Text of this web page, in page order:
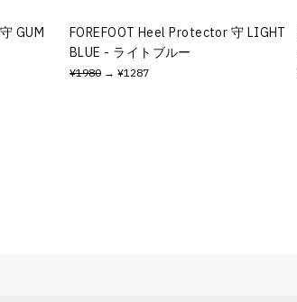
GUM
FOREFOOT Heel Protector 守 LIGHT
BLUE - ライトブルー
¥1980 → ¥1287